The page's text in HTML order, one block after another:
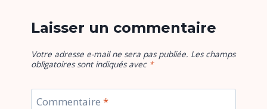
Laisser un commentaire
Votre adresse e-mail ne sera pas publiée. Les champs
obligatoires sont indiqués avec *
Commentaire *